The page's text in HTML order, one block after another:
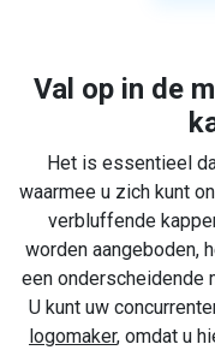
Val op in de
Het is essentieel
waarmee u zich kunt
verbluffende
worden aangeboden,
een onderscheidende
U kunt uw
logomaker, omdat u